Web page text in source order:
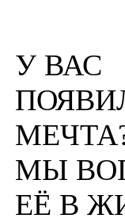
У ВАС
МЫ
ЕЁ В